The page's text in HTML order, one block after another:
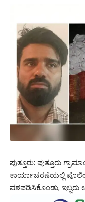
ಪುತ್ತೂರು: ಪುತ್ತೂರು
ಕಾರ್ಯಾಚರಣೆಯಲ್ಲಿ
ವಶಪಡಿಸಿಕೊಂಡು, ಇಬ್ಬರು